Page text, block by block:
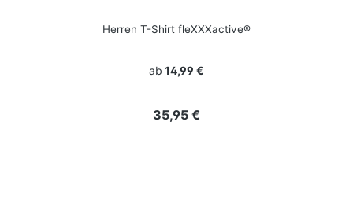
Herren T-Shirt fleXXXactive®
ab 14,99 €
Regulärer Preis:
35,95 €